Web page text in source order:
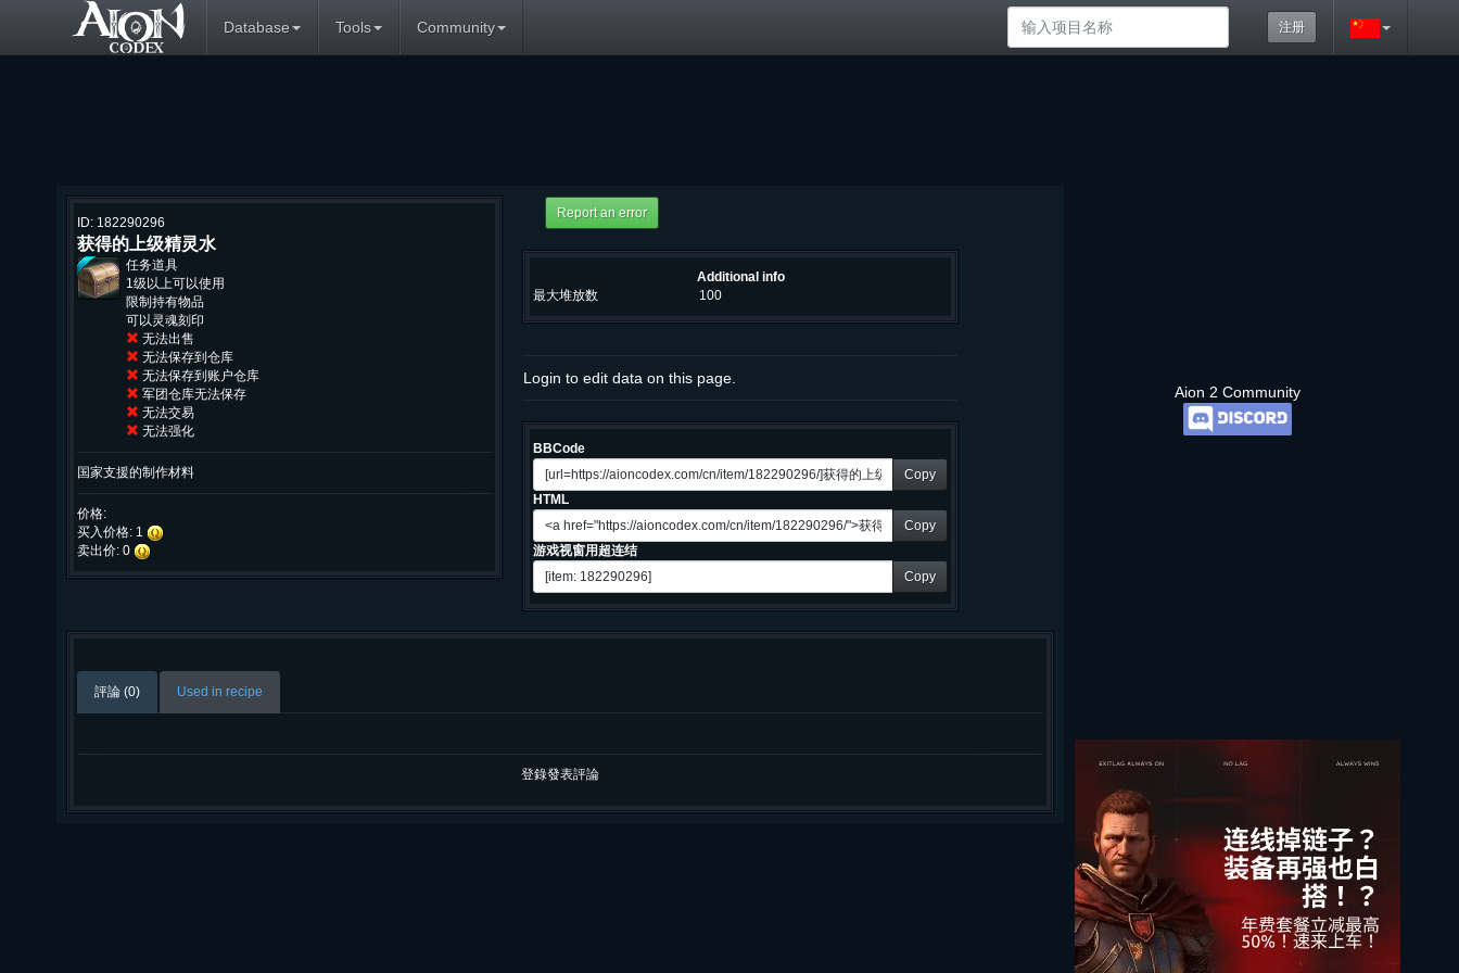
Database Tools Community 注册
Aion 2 Community
ID: 182290296
获得的上级精灵水
任务道具
1级以上可以使用
限制持有物品
可以灵魂刻印
无法出售
无法保存到仓库
无法保存到账户仓库
军团仓库无法保存
无法交易
无法强化
国家支援的制作材料
价格:
买入价格: 1
卖出价: 0
Additional info
最大堆放数
100
Login to edit data on this page.
BBCode
Copy
HTML
Copy
游戏视窗用超连结
Copy
評論 (0) Used in recipe
登錄發表評論